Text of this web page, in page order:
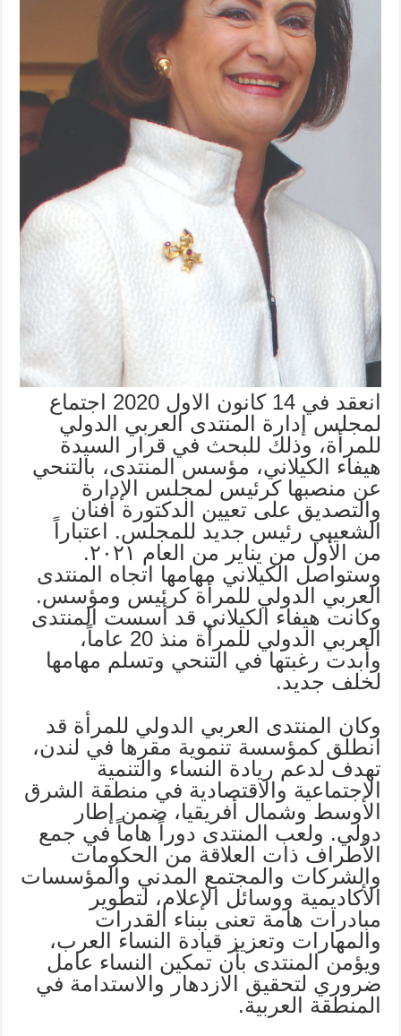
انعقد في 14 كانون الاول 2020 اجتماع
لمجلس إدارة المنتدى العربي الدولي
للمرأة، وذلك للبحث في قرار السيدة
هيفاء الكيلاني، مؤسس المنتدى، بالتنحي
عن منصبها كرئيس لمجلس الإدارة
والتصديق على تعيين الدكتورة أفنان
الشعيبي رئيس جديد للمجلس. اعتباراً
من الأول من يناير من العام ٢٠٢١.
وستواصل الكيلاني مهامها اتجاه المنتدى
العربي الدولي للمرأة كرئيس ومؤسس.
وكانت هيفاء الكيلاني قد أسست المنتدى
العربي الدولي للمرأة منذ 20 عاماً،
وأبدت رغبتها في التنحي وتسلم مهامها
لخلف جديد.
وكان المنتدى العربي الدولي للمرأة قد
انطلق كمؤسسة تنموية مقرها في لندن،
تهدف لدعم ريادة النساء والتنمية
الاجتماعية والاقتصادية في منطقة الشرق
الأوسط وشمال أفريقيا، ضمن إطار
دولي. ولعب المنتدى دوراً هاماً في جمع
الأطراف ذات العلاقة من الحكومات
والشركات والمجتمع المدني والمؤسسات
الأكاديمية ووسائل الإعلام، لتطوير
مبادرات هامة تعنى ببناء القدرات
والمهارات وتعزيز قيادة النساء العرب،
ويؤمن المنتدى بأن تمكين النساء عامل
ضروري لتحقيق الازدهار والاستدامة في
المنطقة العربية.